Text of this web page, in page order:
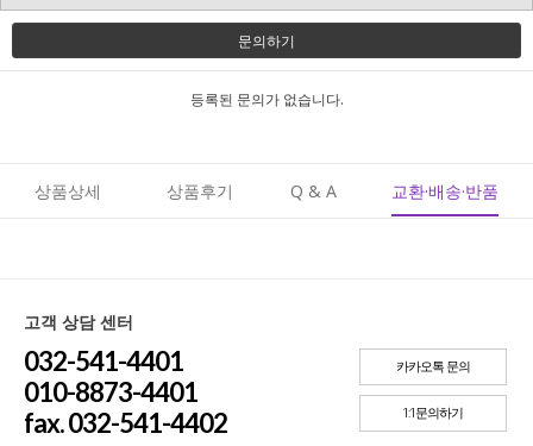
문의하기
등록된 문의가 없습니다.
상품상세 상품후기 Q & A 교환·배송·반품
고객 상담 센터
032-541-4401
010-8873-4401
fax. 032-541-4402
카카오톡 문의
1:1문의하기